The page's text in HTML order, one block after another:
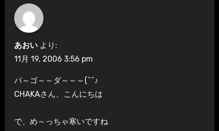
あおい より:
11月 19, 2006 3:56 pm
パ～ゴ～～ダ～～～(^^♪
CHAKAさん、こんにちは
で、め～っちゃ寒いですね